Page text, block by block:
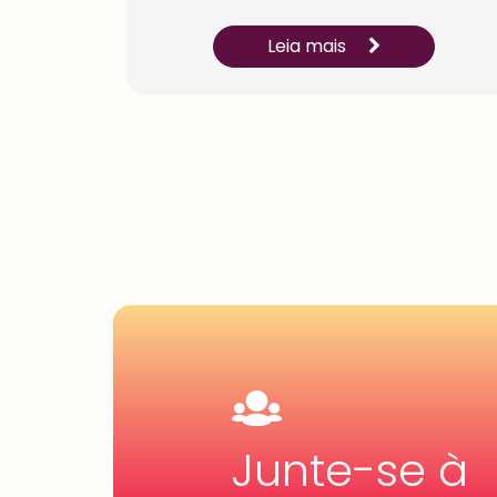
Leia mais
Junte-se à